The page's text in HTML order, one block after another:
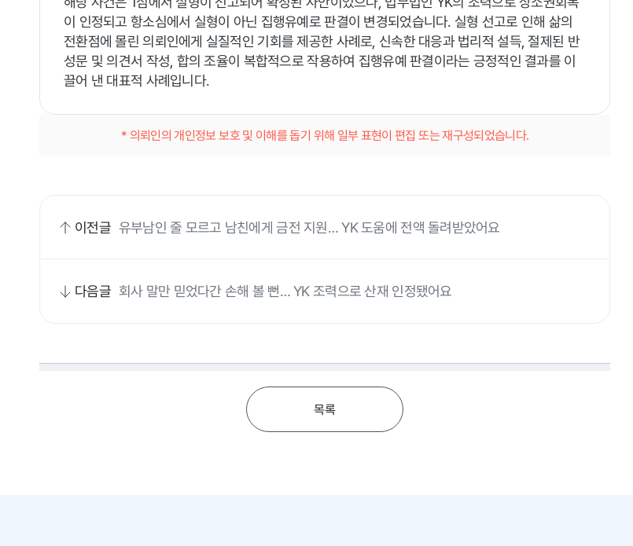
이 인정되고 항소심에서 실형이 아닌 집행유예로 판결이 변경되었습니다. 실형 선고로 인해 삶의
전환점에 몰린 의뢰인에게 실질적인 기회를 제공한 사례로, 신속한 대응과 법리적 설득, 절제된 반
성문 및 의견서 작성, 합의 조율이 복합적으로 작용하여 집행유예 판결이라는 긍정적인 결과를 이
끌어 낸 대표적 사례입니다.
* 의뢰인의 개인정보 보호 및 이해를 돕기 위해 일부 표현이 편집 또는 재구성되었습니다.
이전글 유부남인 줄 모르고 남친에게 금전 지원… YK 도움에 전액 돌려받았어요
다음글 회사 말만 믿었다간 손해 볼 뻔… YK 조력으로 산재 인정됐어요
목록